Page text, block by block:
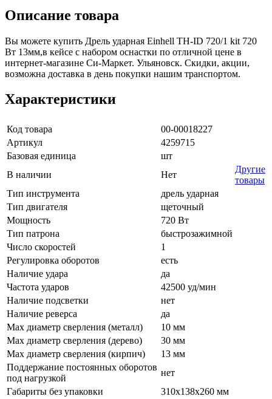
Описание товара
Вы можете купить Дрель ударная Einhell TH-ID 720/1 kit 720
Вт 13мм,в кейсе с набором оснастки по отличной цене в
интернет-магазине Си-Маркет. Ульяновск. Скидки, акции,
возможна доставка в день покупки нашим транспортом.
Характеристики
Код товара
00-00018227
Артикул
4259715
Базовая единица
шт
В наличии
Нет
Другие
товары
Тип инструмента
дрель ударная
Тип двигателя
щеточный
Мощность
720 Вт
Тип патрона
быстрозажимной
Число скоростей
1
Регулировка оборотов
есть
Наличие удара
да
Частота ударов
42500 уд/мин
Наличие подсветки
нет
Наличие реверса
да
Max диаметр сверления (металл)
10 мм
Мах диаметр сверления (дерево)
30 мм
Мах диаметр сверления (кирпич)
13 мм
Поддержание постоянных оборотов
под нагрузкой
нет
Габариты без упаковки
310x138x260 мм